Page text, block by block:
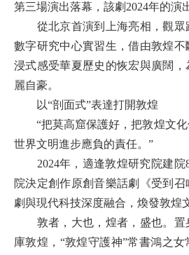
第三場演出落幕，該劇2024年的演
從北京首演到上海亮相，觀眾
數字研究中心實習生，借由敦煌
浸式感受華夏歷史的恢宏與廣闊
麗自豪。
以“剖面式”表達打開敦煌
“把莫高窟保護好，把敦煌文化
世界文明進步應負的責任。”
2024年，適逢敦煌研究院建院
院決定創作原創音樂話劇《受到
劇與現代科技深度融合，煥發敦煌
敦者，大也，煌者，盛也。置
庫敦煌，“敦煌守護神”常書鴻之